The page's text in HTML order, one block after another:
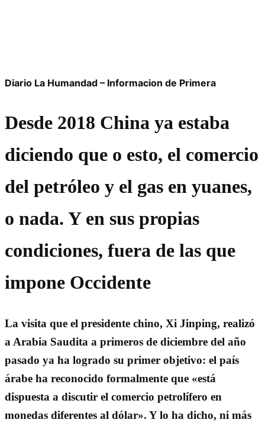
Diario La Humandad – Informacion de Primera
Desde 2018 China ya estaba
diciendo que o esto, el comercio
del petróleo y el gas en yuanes,
o nada. Y en sus propias
condiciones, fuera de las que
impone Occidente
La visita que el presidente chino, Xi Jinping, realizó
a Arabia Saudita a primeros de diciembre del año
pasado ya ha logrado su primer objetivo: el país
árabe ha reconocido formalmente que «está
dispuesta a discutir el comercio petrolífero en
monedas diferentes al dólar». Y lo ha dicho, ni más